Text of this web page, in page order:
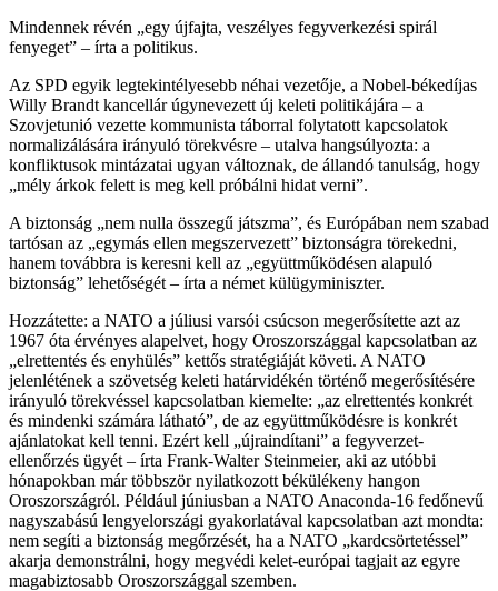
Mindennek révén „egy újfajta, veszélyes fegyverkezési spirál
fenyeget” – írta a politikus.
Az SPD egyik legtekintélyesebb néhai vezetője, a Nobel-békedíjas
Willy Brandt kancellár úgynevezett új keleti politikájára – a
Szovjetunió vezette kommunista táborral folytatott kapcsolatok
normalizálására irányuló törekvésre – utalva hangsúlyozta: a
konfliktusok mintázatai ugyan változnak, de állandó tanulság, hogy
„mély árkok felett is meg kell próbálni hidat verni”.
A biztonság „nem nulla összegű játszma”, és Európában nem szabad
tartósan az „egymás ellen megszervezett” biztonságra törekedni,
hanem továbbra is keresni kell az „együttműködésen alapuló
biztonság” lehetőségét – írta a német külügyminiszter.
Hozzátette: a NATO a júliusi varsói csúcson megerősítette azt az
1967 óta érvényes alapelvet, hogy Oroszországgal kapcsolatban az
„elrettentés és enyhülés” kettős stratégiáját követi. A NATO
jelenlétének a szövetség keleti határvidékén történő megerősítésére
irányuló törekvéssel kapcsolatban kiemelte: „az elrettentés konkrét
és mindenki számára látható”, de az együttműködésre is konkrét
ajánlatokat kell tenni. Ezért kell „újraindítani” a fegyverzet-
ellenőrzés ügyét – írta Frank-Walter Steinmeier, aki az utóbbi
hónapokban már többször nyilatkozott békülékeny hangon
Oroszországról. Például júniusban a NATO Anaconda-16 fedőnevű
nagyszabású lengyelországi gyakorlatával kapcsolatban azt mondta:
nem segíti a biztonság megőrzését, ha a NATO „kardcsörtetéssel”
akarja demonstrálni, hogy megvédi kelet-európai tagjait az egyre
magabiztosabb Oroszországgal szemben.